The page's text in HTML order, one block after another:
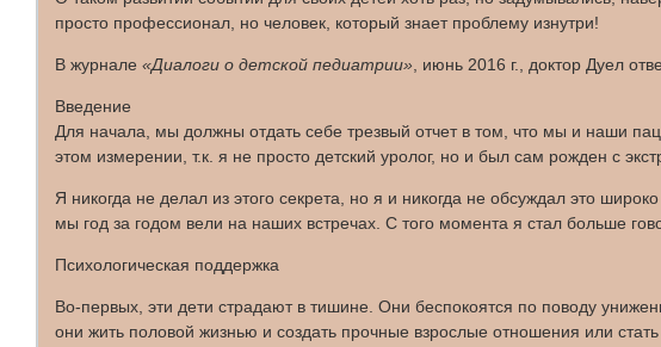
просто профессионал, но человек, который знает проблему изнутри!
В журнале «Диалоги о детской педиатрии» , июнь 2016 г., доктор Дуел
Введение
Для начала, мы должны отдать себе трезвый отчет в том, что мы и наши
этом измерении, т.к. я не просто детский уролог, но и был сам рожден с
Я никогда не делал из этого секрета, но я и никогда не обсуждал это
мы год за годом вели на наших встречах. С того момента я стал больше
Психологическая поддержка
Во-первых, эти дети страдают в тишине. Они беспокоятся по поводу
они жить половой жизнью и создать прочные взрослые отношения или